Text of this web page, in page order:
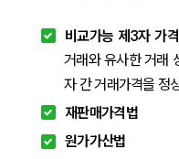
비교가능 제3자 가
거래와 유사한 거래
자 간 거래가격을 정
재판매가격법
원가가산법